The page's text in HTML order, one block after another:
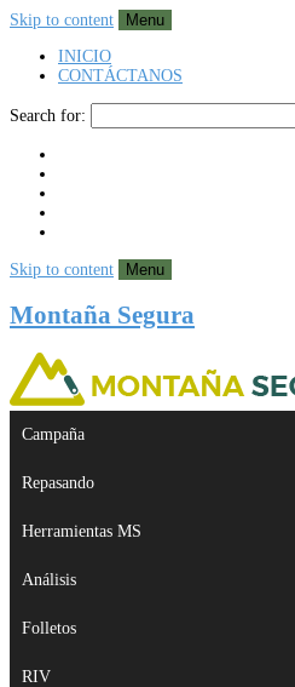
Skip to content
Menu
INICIO
CONTÁCTANOS
Search for:
Skip to content Menu
Montaña Segura
Campaña
Repasando
Herramientas MS
Análisis
Folletos
RIV